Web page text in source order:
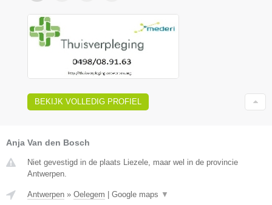
BEKIJK VOLLEDIG PROFIEL
Anja Van den Bosch
Niet gevestigd in de plaats Liezele, maar wel in de provincie
Antwerpen.
Antwerpen » Oelegem Google maps ▼